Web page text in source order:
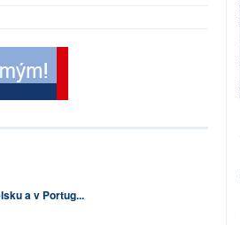
a v Portug...